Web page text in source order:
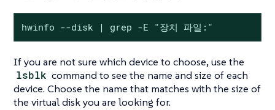
hwinfo --disk | grep -E "장치 파일:"
If you are not sure which device to choose, use the
lsblk command to see the name and size of each
device. Choose the name that matches with the size of
the virtual disk you are looking for.